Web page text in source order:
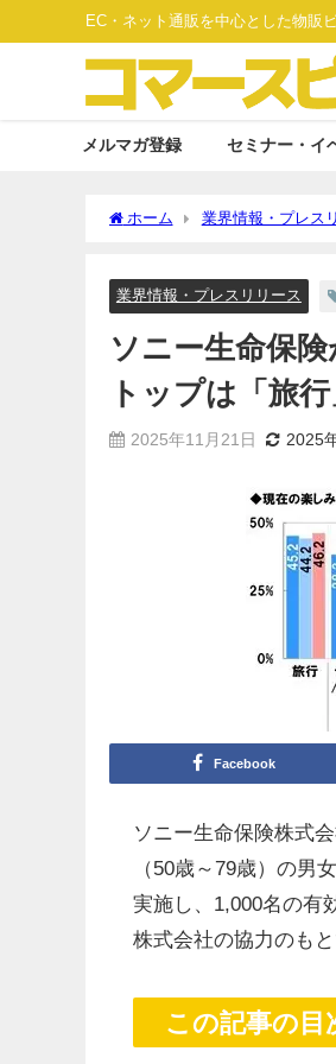
EC・ネット通販を中心とした物販
メルマガ登録 セミナー・イ
ホーム 業界情報・プレス
業界情報・プレスリリース
ソニー生命保
トップは「旅
2025年11月21日 2025
Facebook
ソニー生命保険株式
（50歳～79歳）の男
実施し、1,000名の有
株式会社の協力のも
この記事の目